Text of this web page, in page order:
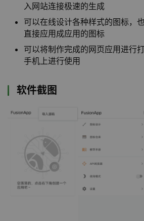
入网站连接极速的生成
可以在线设计各种样式的图标，
直接应用成应用的图标
可以将制作完成的网页应用进行
手机上进行使用
软件截图